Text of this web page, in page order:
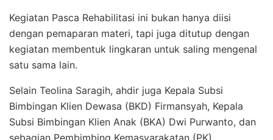
Kegiatan Pasca Rehabilitasi ini bukan hanya diisi
dengan pemaparan materi, tapi juga ditutup dengan
kegiatan membentuk lingkaran untuk saling mengenal
satu sama lain.
Selain Teolina Saragih, ahdir juga Kepala Subsi
Bimbingan Klien Dewasa (BKD) Firmansyah, Kepala
Subsi Bimbingan Klien Anak (BKA) Dwi Purwanto, dan
sebagian Pembimbing Kemasyarakatan (PK).